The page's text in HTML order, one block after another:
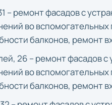
– ремонт фасадов с
во
балконов, ремонт
26 – ремонт фасадов
во
балконов, ремонт